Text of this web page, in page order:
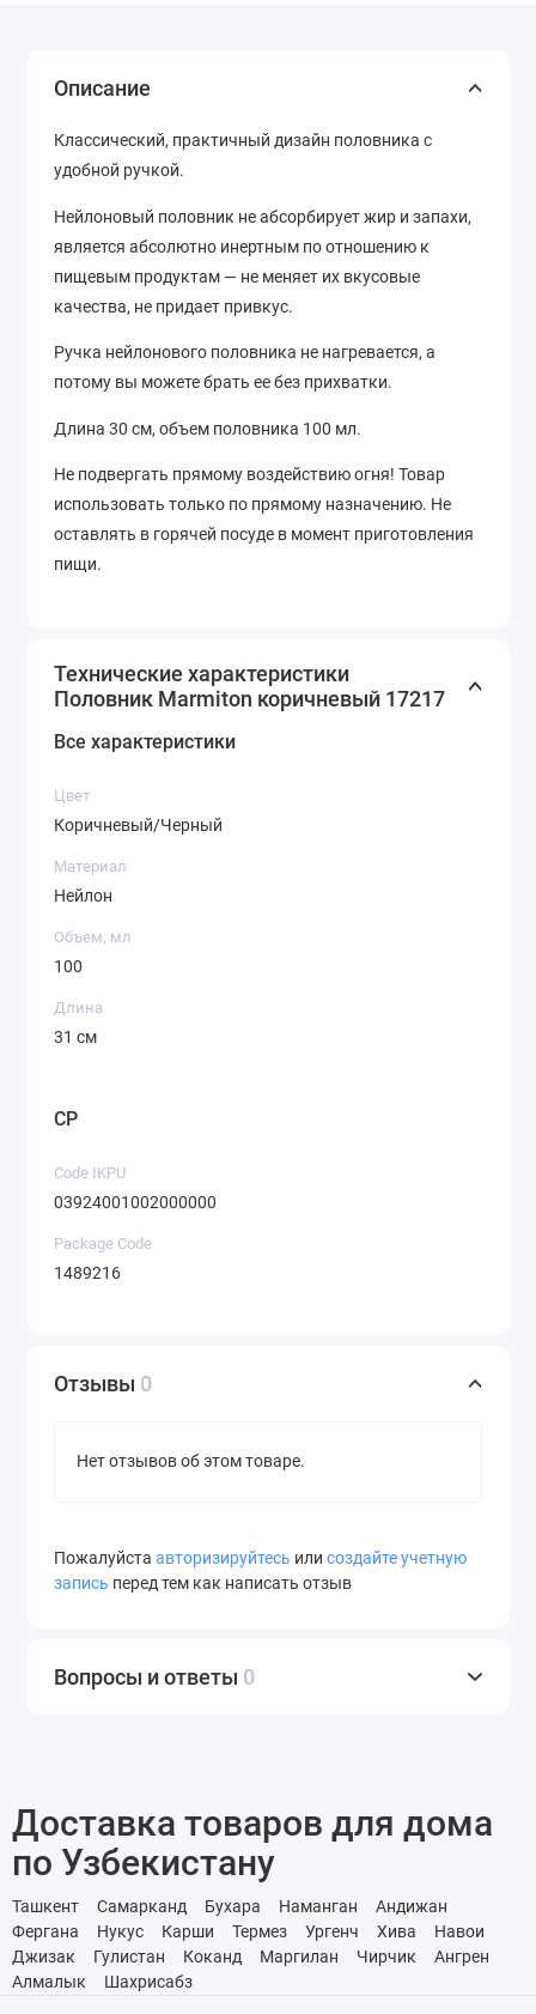
Описание
Классический, практичный дизайн половника с
удобной ручкой.
Нейлоновый половник не абсорбирует жир и запахи,
является абсолютно инертным по отношению к
пищевым продуктам — не меняет их вкусовые
качества, не придает привкус.
Ручка нейлонового половника не нагревается, а
потому вы можете брать ее без прихватки.
Длина 30 см, объем половника 100 мл.
Не подвергать прямому воздействию огня! Товар
использовать только по прямому назначению. Не
оставлять в горячей посуде в момент приготовления
пищи.
Технические характеристики
Половник Marmiton коричневый 17217
Все характеристики
Цвет
Коричневый/Черный
Материал
Нейлон
Объем, мл
100
Длина
31 см
CP
Code IKPU
03924001002000000
Package Code
1489216
Отзывы 0
Нет отзывов об этом товаре.
Пожалуйста авторизируйтесь или создайте учетную
запись перед тем как написать отзыв
Вопросы и ответы 0
Доставка товаров для дома
по Узбекистану
Ташкент Самарканд Бухара Наманган
Андижан
Фергана
Нукус Карши Термез Ургенч Хива
Навои
Джизак
Гулистан Коканд Маргилан Чирчик
Ангрен
Алмалык
Шахрисабз